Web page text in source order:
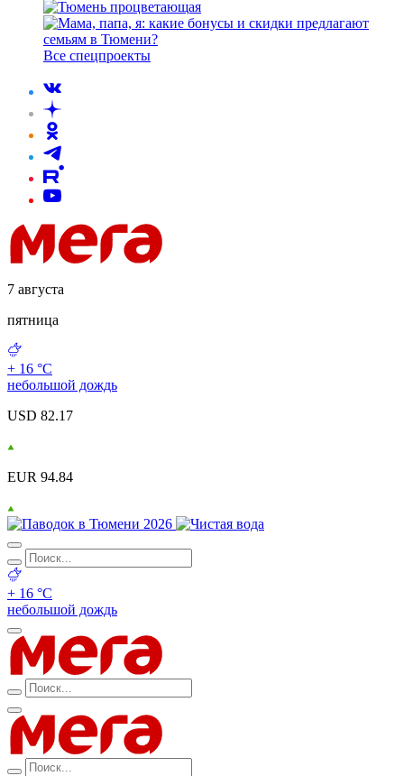
Все спецпроекты
7 августа
пятница
+ 16 °С
небольшой дождь
USD 82.17
EUR 94.84
+ 16 °С
небольшой дождь